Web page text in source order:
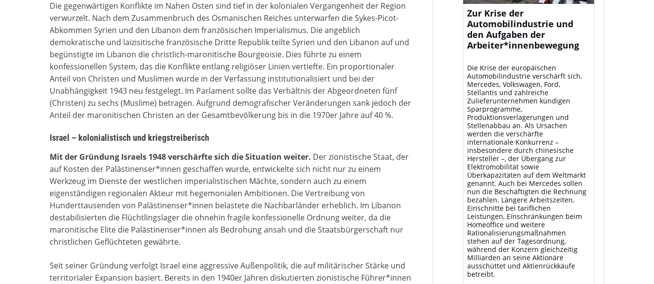
Die gegenwärtigen Konflikte im Nahen Osten sind tief in der kolonialen Vergangenheit der Region
verwurzelt. Nach dem Zusammenbruch des Osmanischen Reiches unterwarfen die Sykes-Picot-
Abkommen Syrien und den Libanon dem französischen Imperialismus. Die angeblich
demokratische und laizisitische französische Dritte Republik teilte Syrien und den Libanon auf und
begünstigte im Libanon die christlich-maronitische Bourgeoisie. Dies führte zu einem
konfessionellen System, das die Konflikte entlang religiöser Linien vertiefte. Ein proportionaler
Anteil von Christen und Muslimen wurde in der Verfassung institutionalisiert und bei der
Unabhängigkeit 1943 neu festgelegt. Im Parlament sollte das Verhältnis der Abgeordneten fünf
(Christen) zu sechs (Muslime) betragen. Aufgrund demografischer Veränderungen sank jedoch der
Anteil der maronitischen Christen an der Gesamtbevölkerung bis in die 1970er Jahre auf 40 %.
Israel – kolonialistisch und kriegstreiberisch
Mit der Gründung Israels 1948 verschärfte sich die Situation weiter. Der zionistische Staat, der
auf Kosten der Palästinenser*innen geschaffen wurde, entwickelte sich nicht nur zu einem
Werkzeug im Dienste der westlichen imperialistischen Mächte, sondern auch zu einem
eigenständigen regionalen Akteur mit hegemonialen Ambitionen. Die Vertreibung von
Hunderttausenden von Palästinenser*innen belastete die Nachbarländer erheblich. Im Libanon
destabilisierten die Flüchtlingslager die ohnehin fragile konfessionelle Ordnung weiter, da die
maronitische Elite die Palästinenser*innen als Bedrohung ansah und die Staatsbürgerschaft nur
christlichen Geflüchteten gewährte.
Seit seiner Gründung verfolgt Israel eine aggressive Außenpolitik, die auf militärischer Stärke und
territorialer Expansion basiert. Bereits in den 1940er Jahren diskutierten zionistische Führer*innen
Zur Krise der
Automobilindustrie und
den Aufgaben der
Arbeiter*innenbewegung
Die Krise der europäischen
Automobilindustrie verschärft sich.
Mercedes, Volkswagen, Ford,
Stellantis und zahlreiche
Zulieferunternehmen kündigen
Sparprogramme,
Produktionsverlagerungen und
Stellenabbau an. Als Ursachen
werden die verschärfte
internationale Konkurrenz –
insbesondere durch chinesische
Hersteller –, der Übergang zur
Elektromobilität sowie
Überkapazitäten auf dem Weltmarkt
genannt. Auch bei Mercedes sollen
nun die Beschäftigten die Rechnung
bezahlen. Längere Arbeitszeiten,
Einschnitte bei tariflichen
Leistungen, Einschränkungen beim
Homeoffice und weitere
Rationalisierungsmaßnahmen
stehen auf der Tagesordnung,
während der Konzern gleichzeitig
Milliarden an seine Aktionäre
ausschüttet und Aktienrückkäufe
betreibt.